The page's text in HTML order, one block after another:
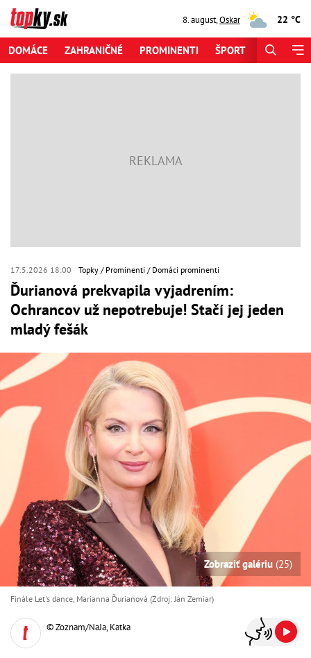
8. august,Oskar 22 °C
DOMÁCE ZAHRANIČNÉ PROMINENTI ŠPORT
17.5.2026 18:00 Topky Prominenti Domáci prominenti
Ďurianová prekvapila vyjadrením:
Ochrancov už nepotrebuje! Stačí jej jeden
mladý fešák
Zobraziť galériu (25)
Finále Let's dance, Marianna Ďurianová (Zdroj: Ján Zemiar)
© Zoznam/NaJa, Katka